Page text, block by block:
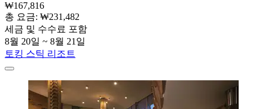
₩167,816
총 요금: ₩231,482
세금 및 수수료 포함
8월 20일 ~ 8월 21일
토킹 스틱 리조트